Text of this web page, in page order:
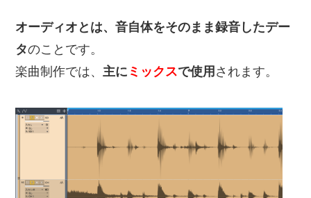
オーディオとは、音自体をそのまま録音したデー
タのことです。
楽曲制作では、 主に ミックスで使用 されます。